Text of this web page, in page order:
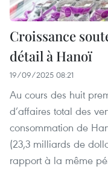
Croissance
détail à Hanoï
19/09/2025 08:21
Au cours des huit
d’affaires total des
consommation de
(23,3 milliards de
rapport à la même